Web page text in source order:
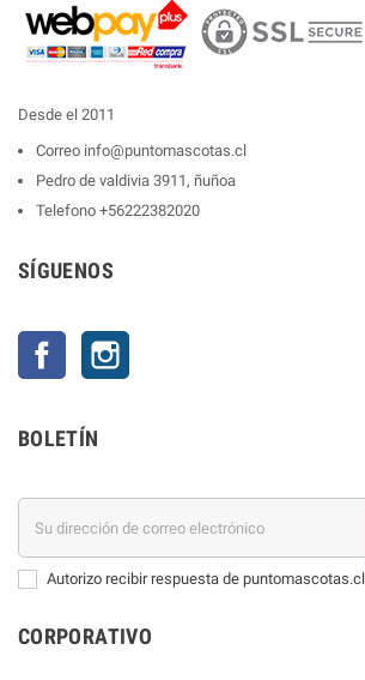
Desde el 2011
Correo info@puntomascotas.cl
Pedro de valdivia 3911, ñuñoa
Telefono +56222382020
SÍGUENOS
Facebook
BOLETÍN
Autorizo recibir respuesta de puntomascotas.cl
CORPORATIVO